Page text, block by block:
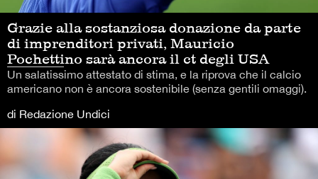
Grazie alla sostanziosa donazione da parte
di imprenditori privati, Mauricio
Pochettino sarà ancora il ct degli USA
Un salatissimo attestato di stima, e la riprova che il calcio
americano non è ancora sostenibile (senza gentili omaggi).
di Redazione Undici